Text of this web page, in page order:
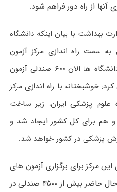
آنها از راه دور فراهم شود.
بهداشت با بیان اینکه دانشگاه
سمت راه اندازی مرکز آزمون
الکترونیک رفته اند و برخی دانشگاه ها الان ۶۰۰ صندلی آزمون
خوشبختانه با راه اندازی مرکز
علوم پزشکی ایران، زیر ساخت
هم برای کل کشور ایجاد شد و
پزشکی در کشور خواهد شد.
این مرکز برای برگزاری آزمون های
پایان ترم دانشگاه، افزود: در حال حاضر بیش از ۴۵۰۰ صندلی در